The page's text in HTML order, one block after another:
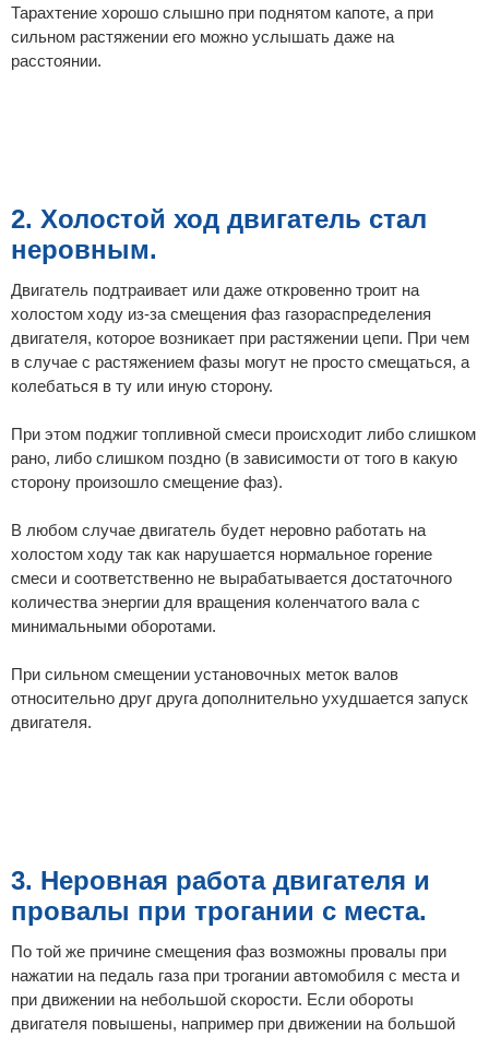
Тарахтение хорошо слышно при поднятом капоте, а при
сильном растяжении его можно услышать даже на
расстоянии.
2. Холостой ход двигатель стал
неровным.
Двигатель подтраивает или даже откровенно троит на
холостом ходу из-за смещения фаз газораспределения
двигателя, которое возникает при растяжении цепи. При чем
в случае с растяжением фазы могут не просто смещаться, а
колебаться в ту или иную сторону.
При этом поджиг топливной смеси происходит либо слишком
рано, либо слишком поздно (в зависимости от того в какую
сторону произошло смещение фаз).
В любом случае двигатель будет неровно работать на
холостом ходу так как нарушается нормальное горение
смеси и соответственно не вырабатывается достаточного
количества энергии для вращения коленчатого вала с
минимальными оборотами.
При сильном смещении установочных меток валов
относительно друг друга дополнительно ухудшается запуск
двигателя.
3. Неровная работа двигателя и
провалы при трогании с места.
По той же причине смещения фаз возможны провалы при
нажатии на педаль газа при трогании автомобиля с места и
при движении на небольшой скорости. Если обороты
двигателя повышены, например при движении на большой